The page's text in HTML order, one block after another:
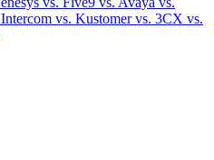
vs. Kustomervs. 3CX vs.